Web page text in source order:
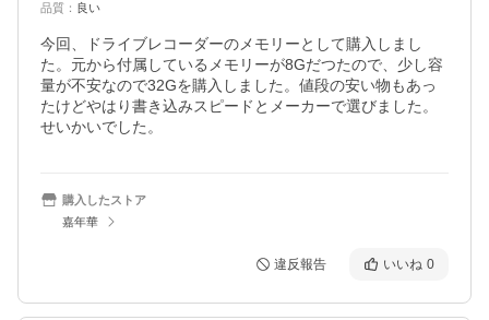
品質 ： 良い
今回、ドライブレコーダーのメモリーとして購入しまし
た。元から付属しているメモリーが8Gだつたので、少し容
量が不安なので32Gを購入しました。値段の安い物もあっ
たけどやはり書き込みスピードとメーカーで選びました。
せいかいでした。
購入したストア
嘉年華
違反報告 いいね 0